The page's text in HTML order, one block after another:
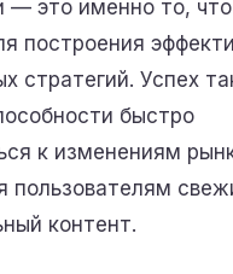
— это именно то,
построения
стратегий. Успех
быстро
к изменениям
пользователям
контент.